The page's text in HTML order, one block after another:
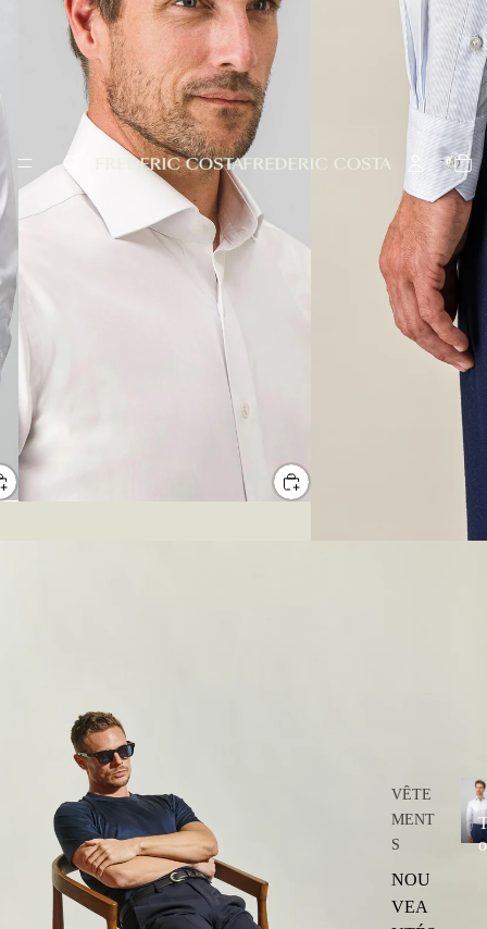
VÊTE
MENT
S
NOU
VEA
T
o